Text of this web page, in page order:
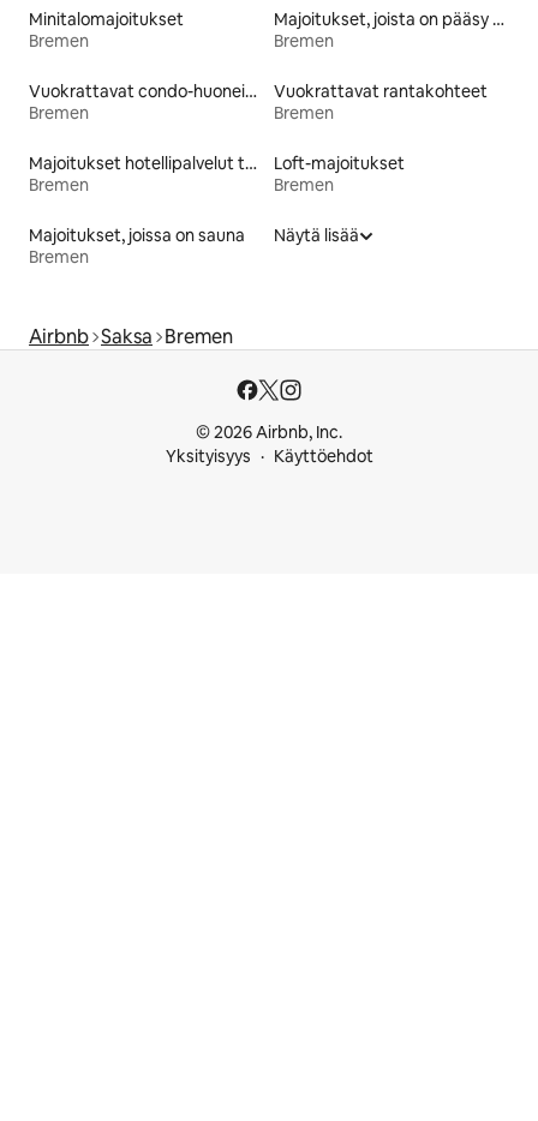
Minitalomajoitukset
Bremen
Majoitukset, joista on pääsy rannalle
Bremen
Vuokrattavat condo-huoneistot
Bremen
Vuokrattavat rantakohteet
Bremen
Majoitukset hotellipalvelut tarjoavissa huoneistoissa
Bremen
Loft-majoitukset
Bremen
Majoitukset, joissa on sauna
Bremen
Näytä lisää
Airbnb Saksa Bremen
© 2026 Airbnb, Inc.
Yksityisyys
Käyttöehdot